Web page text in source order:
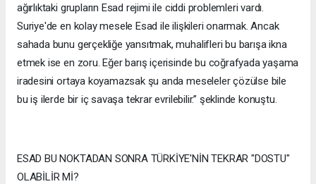
ağırlıktaki grupların Esad rejimi ile ciddi problemleri vardı.
Suriye'de en kolay mesele Esad ile ilişkileri onarmak. Ancak
sahada bunu gerçekliğe yansıtmak, muhalifleri bu barışa ikna
etmek ise en zoru. Eğer barış içerisinde bu coğrafyada yaşama
iradesini ortaya koyamazsak şu anda meseleler çözülse bile
bu iş ilerde bir iç savaşa tekrar evrilebilir.” şeklinde konuştu.
ESAD BU NOKTADAN SONRA TÜRKİYE'NİN TEKRAR "DOSTU"
OLABİLİR Mİ?